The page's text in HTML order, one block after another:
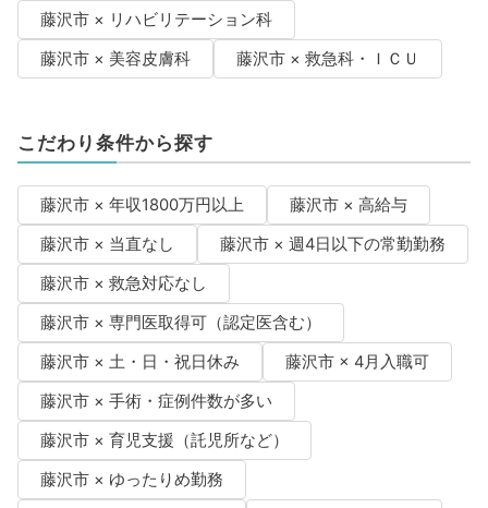
藤沢市 × リハビリテーション科
藤沢市 × 美容皮膚科
藤沢市 × 救急科・ＩＣＵ
こだわり条件から探す
藤沢市 × 年収1800万円以上
藤沢市 × 高給与
藤沢市 × 当直なし
藤沢市 × 週4日以下の常勤勤務
藤沢市 × 救急対応なし
藤沢市 × 専門医取得可（認定医含む）
藤沢市 × 土・日・祝日休み
藤沢市 × 4月入職可
藤沢市 × 手術・症例件数が多い
藤沢市 × 育児支援（託児所など）
藤沢市 × ゆったりめ勤務